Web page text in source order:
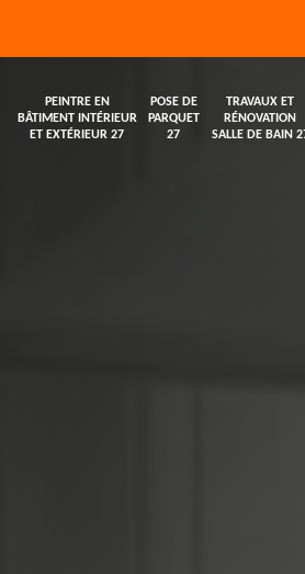
PEINTRE EN
BÂTIMENT INTÉRIEUR
ET EXTÉRIEUR 27
POSE DE
PARQUET
27
TRAVAUX ET
RÉNOVATION
SALLE DE BAIN